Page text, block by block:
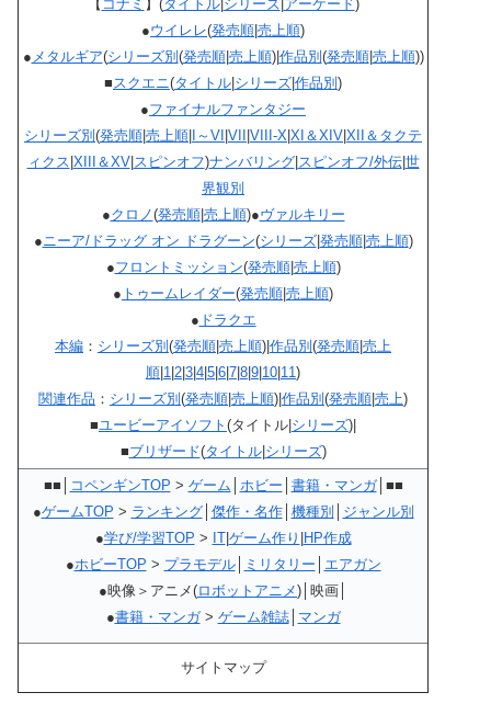
【 コナミ 】(タイトル| シリーズ| アーケード)
●ウイレレ(発売順 売上順)
● メタルギア(シリーズ別 (発売順| 売上順)| 作品別 (発売順| 売上順))
■ スクエニ (タイトル シリーズ 作品別 )
●ファイナルファンタジー
シリーズ別 (発売順 売上順 I～VI VII VIII-X XI＆XIV XII＆タクテ
ィクス XIII＆XV| スピンオフ)ナンバリング| スピンオフ/外伝| 世
界観別
●クロノ(発売順| 売上順)●ヴァルキリー
● ニーア/ドラッグ オン ドラグーン(シリーズ| 発売順| 売上順)
●フロントミッション(発売順| 売上順)
● トゥームレイダー(発売順 売上順)
● ドラクエ
本編 ： シリーズ別 (発売順 売上順)| 作品別 (発売順 売上
順 1 2 3 4 5 6 7 8 9 10 11 )
関連作品 ： シリーズ別 (発売順 売上順)| 作品別 (発売順 売上)
■ユービーアイソフト (タイトル| シリーズ)|
■ブリザード(タイトル| シリーズ)
■■│ コペンギンTOP > ゲーム ホビー 書籍・マンガ│■■
●ゲームTOP > ランキング│ 傑作・名作│ 機種別
ジャンル別
●学び/学習TOP > IT| ゲーム作り HP作成
●ホビーTOP > プラモデル│ ミリタリー
エアガン
●映像＞アニメ(ロボットアニメ)│映画│
●書籍・マンガ> ゲーム雑誌│ マンガ
サイトマップ